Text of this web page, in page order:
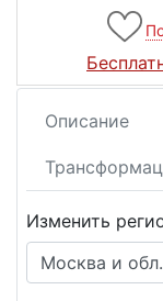
Описание
Изменить